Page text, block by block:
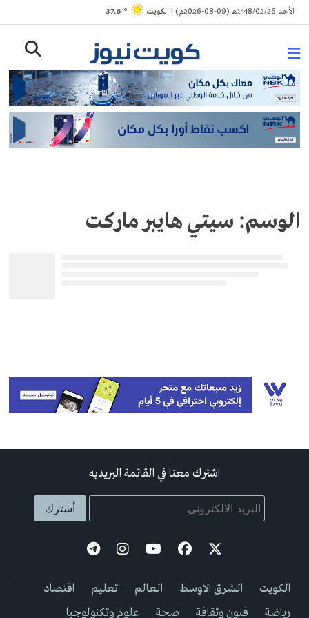
Skip
to
الأحد 1448/02/26هـ (09-08-2026م) | الكويت ° 37.6
الوسم: سيتي هايبر ماركت
اشترك معنا في القائمة البريديه
الكويت الشرق الاوسط العالم تعليم
اقتصاد
رياضة
فنون وثقافة صحة علوم وتكنولوجيا